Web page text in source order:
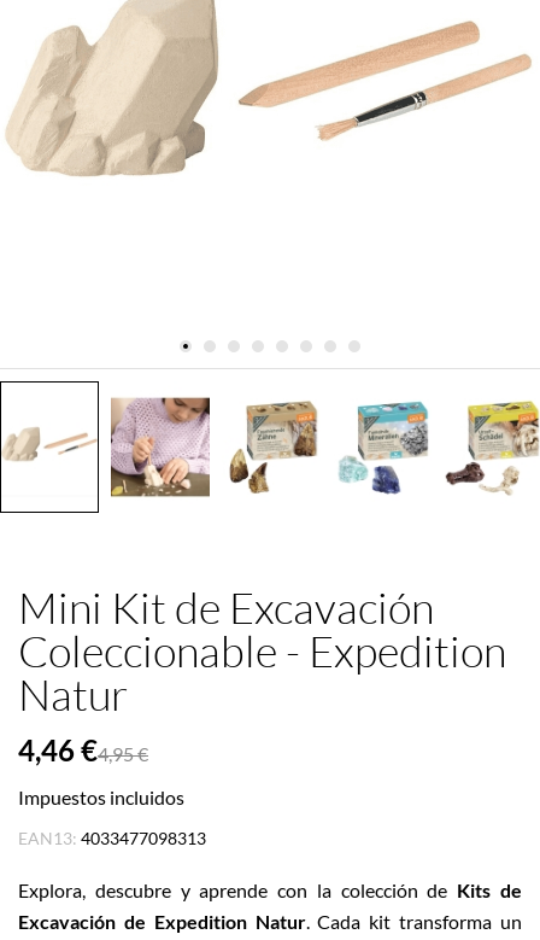
Mini Kit de Excavación
Coleccionable - Expedition
Natur
4,46 €4,95 €
Impuestos incluidos
EAN13: 4033477098313
Explora, descubre y aprende con la colección de Kits de
Excavación de Expedition Natur. Cada kit transforma un